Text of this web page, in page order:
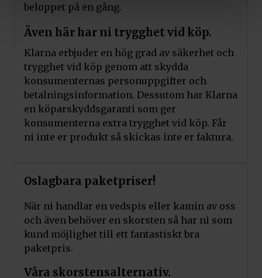
beloppet på en gång.
Även här har ni trygghet vid köp.
Klarna erbjuder en hög grad av säkerhet och
trygghet vid köp genom att skydda
konsumenternas personuppgifter och
betalningsinformation. Dessutom har Klarna
en köparskyddsgaranti som ger
konsumenterna extra trygghet vid köp. Får
ni inte er produkt så skickas inte er faktura.
Oslagbara paketpriser!
När ni handlar en vedspis eller kamin av oss
och även behöver en skorsten så har ni som
kund möjlighet till ett fantastiskt bra
paketpris.
Våra skorstensalternativ.